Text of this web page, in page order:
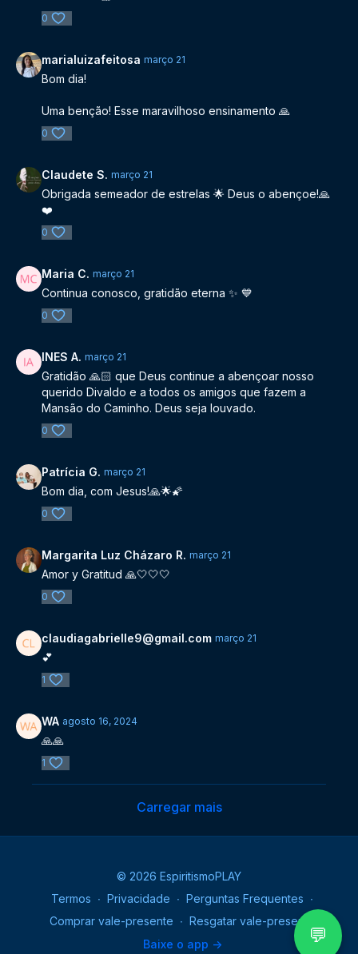
💬
0
marialuizafeitosa março 21
Bom dia!
Uma benção! Esse maravilhoso ensinamento 🙏
0
Claudete S. março 21
Obrigada semeador de estrelas 🌟 Deus o abençoe!🙏
❤️
0
Maria C. março 21
Continua conosco, gratidão eterna ✨️ 💙
0
INES A. março 21
Gratidão 🙏🏻 que Deus continue a abençoar nosso
querido Divaldo e a todos os amigos que fazem a
Mansão do Caminho. Deus seja louvado.
0
Patrícia G. março 21
Bom dia, com Jesus!🙏🌟🌠
0
Margarita Luz Cházaro R. março 21
Amor y Gratitud 🙏🤍🤍🤍
0
claudiagabrielle9@gmail.com março 21
💕
1
WA agosto 16, 2024
🙏🙏
1
Carregar mais
© 2026 EspiritismoPLAY
Termos ∙ Privacidade ∙ Perguntas Frequentes ∙
Comprar vale-presente ∙ Resgatar vale-presente
Baixe o app ->